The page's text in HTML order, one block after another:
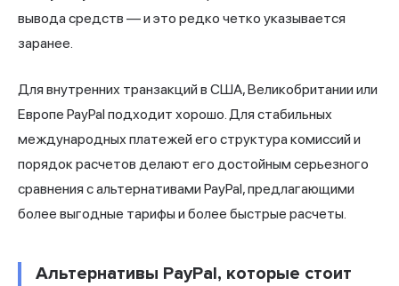
вывода средств — и это редко четко указывается
заранее.
Для внутренних транзакций в США, Великобритании или
Европе PayPal подходит хорошо. Для стабильных
международных платежей его структура комиссий и
порядок расчетов делают его достойным серьезного
сравнения с альтернативами PayPal, предлагающими
более выгодные тарифы и более быстрые расчеты.
Альтернативы PayPal, которые стоит